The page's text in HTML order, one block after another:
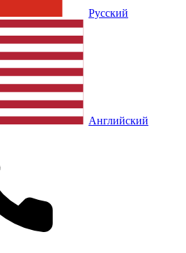
Русский
Английский